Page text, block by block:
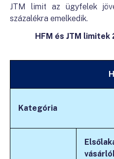
JTM limit az ügyfelek
százalékra emelkedik.
HFM és JTM
Kategória